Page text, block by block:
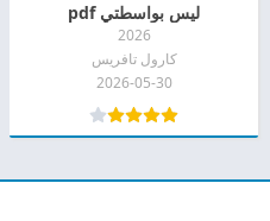
ليس بواسطتي pdf
2026
كارول تافريس
2026-05-30